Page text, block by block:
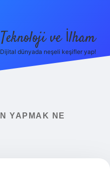
Teknoloji ve İlham
Dijital dünyada neşeli keşifler yap!
YAPMAK NE